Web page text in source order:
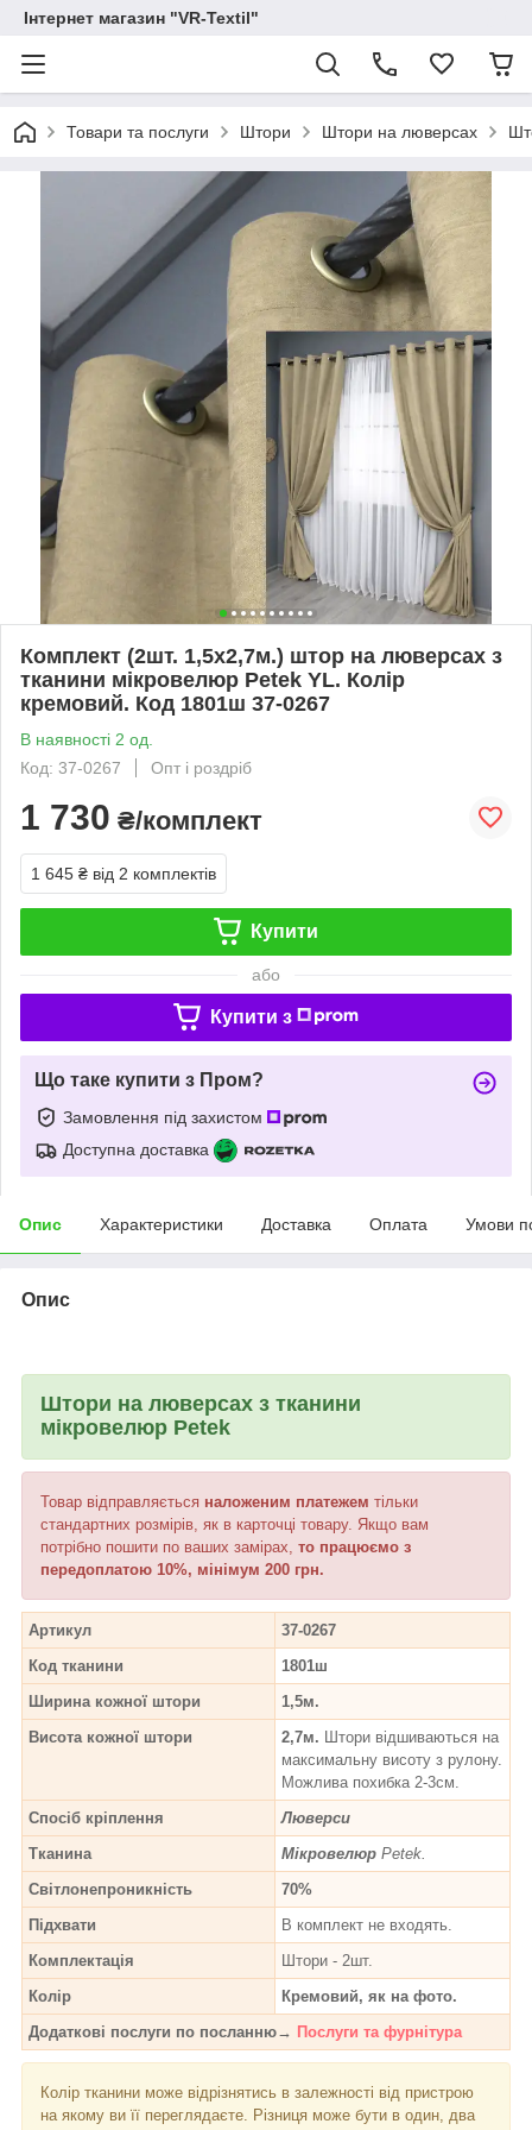
Інтернет магазин "VR-Textil"
Товари та послуги Штори Штори на люверсах
Комплект (2шт. 1,5х2,7м.) штор на люверсах з
тканини мікровелюр Petek YL. Колір
кремовий. Код 1801ш 37-0267
В наявності 2 од.
Код: 37-0267
Опт і роздріб
1 730 ₴/комплект
1 645 ₴ від 2 комплектів
Купити
або
Купити з
Що таке купити з Пром?
Замовлення під захистом
Доступна доставка
Опис Характеристики Доставка Оплата Умови
Опис
Штори на люверсах з тканини
мікровелюр Petek
Товар відправляється наложеним платежем тільки
стандартних розмірів, як в карточці товару. Якщо вам
потрібно пошити по ваших замірах, то працюємо з
передоплатою 10%, мінімум 200 грн.
Артикул
37-0267
Код тканини
1801ш
Ширина кожної штори
1,5м.
Висота кожної штори
2,7м. Штори відшиваються на
максимальну висоту з рулону.
Можлива похибка 2-3см.
Спосіб кріплення
Люверси
Тканина
Мікровелюр Petek.
Світлонепроникність
70%
Підхвати
В комплект не входять.
Комплектація
Штори - 2шт.
Колір
Кремовий, як на фото.
Додаткові послуги по посланню→ Послуги та фурнітура
Колір тканини може відрізнятись в залежності від пристрою
на якому ви її переглядаєте. Різниця може бути в один, два